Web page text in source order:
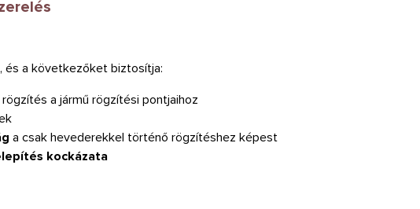
és a következőket biztosítja:
a jármű rögzítési pontjaihoz
a csak hevederekkel történő rögzítéshez képest
kockázata